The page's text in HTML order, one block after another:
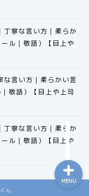
丁寧な言い方｜柔らか
ル｜敬語）【目上や
言い方｜柔らかい言
敬語）【目上や上司
丁寧な言い方｜柔らか
ル｜敬語）【目上や
ん
MENU
食品
ビジネス用語